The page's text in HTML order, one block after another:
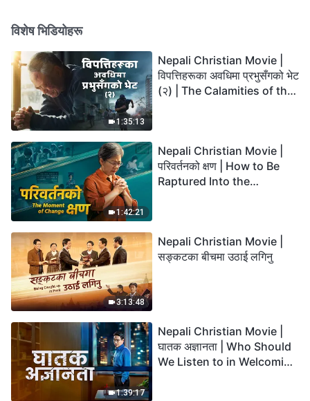
विशेष भिडियोहरू
1:35:13
Nepali Christian Movie |
विपत्तिहरूका अवधिमा प्रभुसँगको भेट
(२) | The Calamities of the
1:42:21
Nepali Christian Movie |
परिवर्तनको क्षण | How to Be
Raptured Into the
3:13:48
Nepali Christian Movie |
सङ्कटका बीचमा उठाई लगिनु
1:39:17
Nepali Christian Movie |
घातक अज्ञानता | Who Should
We Listen to in Welcoming